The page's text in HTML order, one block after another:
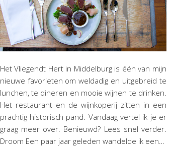
Het Vliegendt Hert in Middelburg is één van mijn
nieuwe favorieten om weldadig en uitgebreid te
lunchen, te dineren en mooie wijnen te drinken.
Het restaurant en de wijnkoperij zitten in een
prachtig historisch pand. Vandaag vertel ik je er
graag meer over. Benieuwd? Lees snel verder.
Droom Een paar jaar geleden wandelde ik een…